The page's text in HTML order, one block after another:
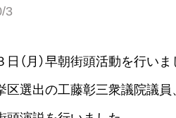
3
日（月）早朝街頭活動を行いま
区選出の工藤彰三衆議院議